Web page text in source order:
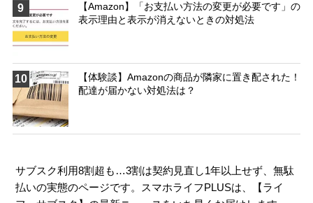
9
【Amazon】「お支払い方法の変更が必要です」の
表示理由と表示が消えないときの対処法
10
【体験談】Amazonの商品が隣家に置き配された！
配達が届かない対処法は？
サブスク利用8割超も…3割は契約見直し1年以上せず、無駄
払いの実態のページです。スマホライフPLUSは、【 ライ